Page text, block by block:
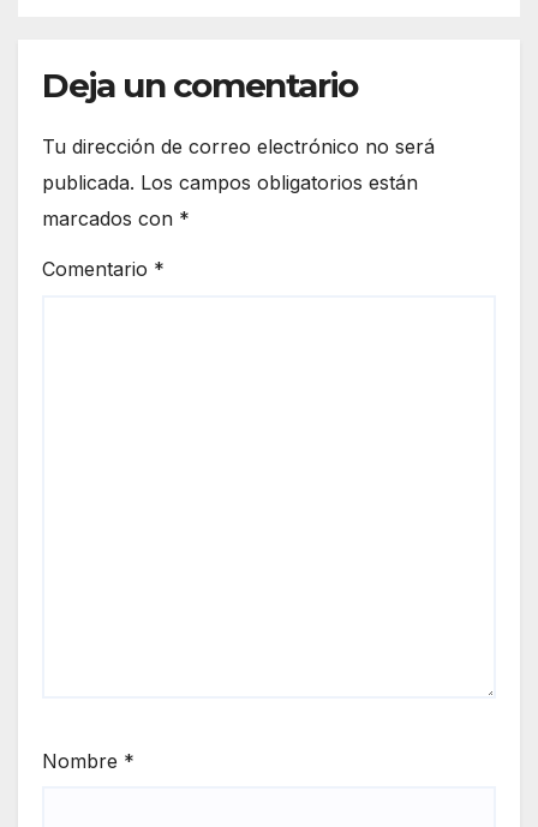
Deja un comentario
Tu dirección de correo electrónico no será
publicada. Los campos obligatorios están
marcados con *
Comentario *
Nombre *